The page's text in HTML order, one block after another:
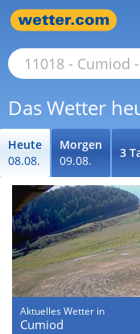
Das Wetter
Heute
08.08.
Morgen
09.08.
3
Aktuelles Wetter in
Cumiod